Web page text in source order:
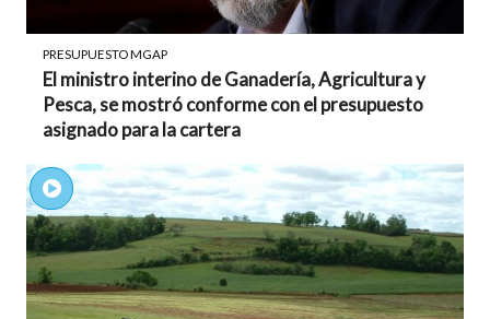
PRESUPUESTO MGAP
El ministro interino de Ganadería, Agricultura y
Pesca, se mostró conforme con el presupuesto
asignado para la cartera